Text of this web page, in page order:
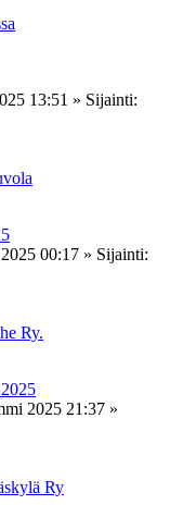
13:51 » Sijainti:
00:17 » Sijainti:
Ry.
2025 21:37 »
Ry